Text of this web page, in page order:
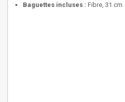
Baguettes incluses : Fibre, 31 cm